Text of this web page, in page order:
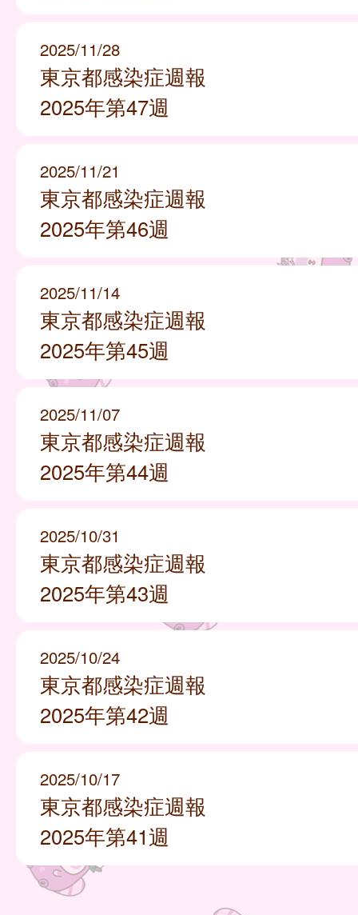
2025/11/28
東京都感染症週報
2025年第47週
2025/11/21
東京都感染症週報
2025年第46週
2025/11/14
東京都感染症週報
2025年第45週
2025/11/07
東京都感染症週報
2025年第44週
2025/10/31
東京都感染症週報
2025年第43週
2025/10/24
東京都感染症週報
2025年第42週
2025/10/17
東京都感染症週報
2025年第41週